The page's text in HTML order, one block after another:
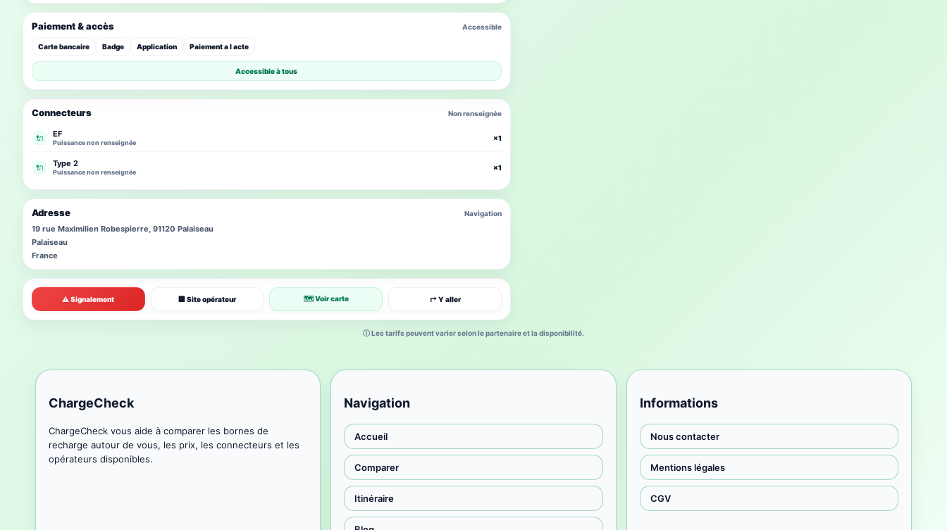
⚠ Signalement 🏢 Site opérateur 🗺 Voir carte ↱ Y aller
Connecteurs Non renseignée
🔌 EF
Puissance non renseignée
×1
🔌 Type 2
Puissance non renseignée
×1
Paiement & accès Accessible
Carte bancaire Badge Application Paiement a l acte
Accessible à tous
Adresse Navigation
19 rue Maximilien Robespierre, 91120 Palaiseau
Palaiseau
France
ⓘ Les tarifs peuvent varier selon le partenaire et la disponibilité.
ChargeCheck
ChargeCheck vous aide à comparer les bornes de
recharge autour de vous, les prix, les connecteurs et les
opérateurs disponibles.
Navigation
Accueil
Comparer
Itinéraire
Informations
Nous contacter
Mentions légales
CGV